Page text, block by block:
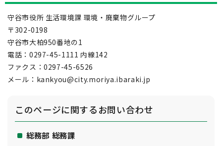
守谷市役所 生活環境課 環境・廃棄物グループ
〒302-0198
守谷市大柏950番地の1
電話：0297-45-1111 内線142
ファクス：0297-45-6526
メール：kankyou@city.moriya.ibaraki.jp
このページに関するお問い合わせ
総務部 総務課